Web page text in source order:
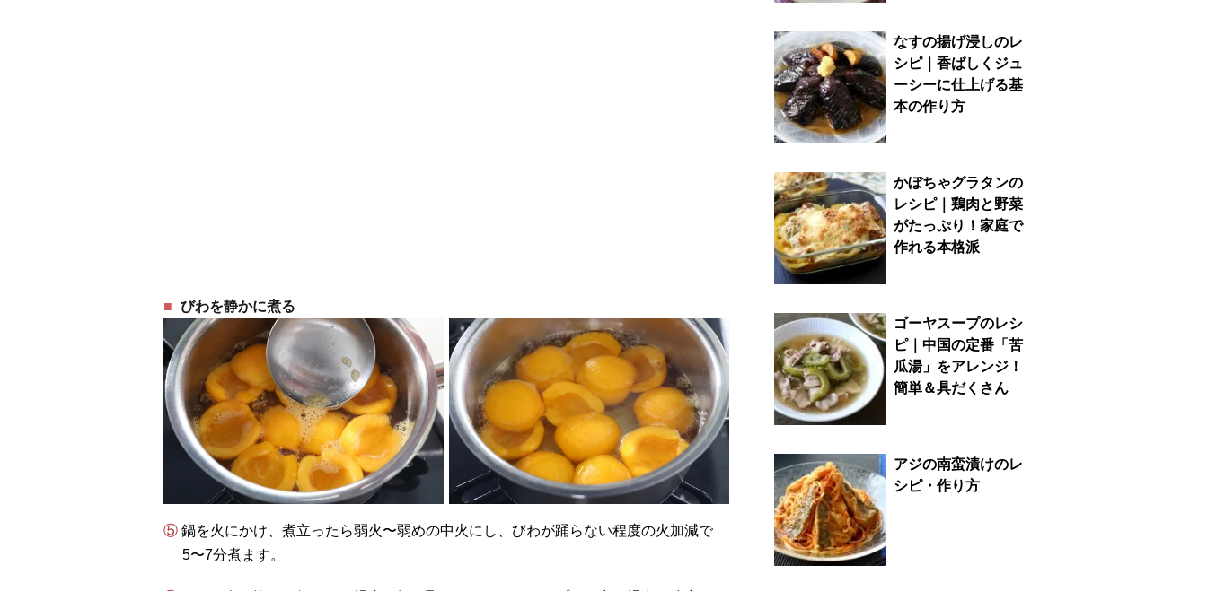
びわを静かに煮る
⑤ 鍋を火にかけ、煮立ったら弱火〜弱めの中火にし、びわが踊らない程度の火加減で
5〜7分煮ます。
なすの揚げ浸しのレ
シピ｜香ばしくジュ
ーシーに仕上げる基
本の作り方
かぼちゃグラタンの
レシピ｜鶏肉と野菜
がたっぷり！家庭で
作れる本格派
ゴーヤスープのレシ
ピ｜中国の定番「苦
瓜湯」をアレンジ！
簡単＆具だくさん
アジの南蛮漬けのレ
シピ・作り方